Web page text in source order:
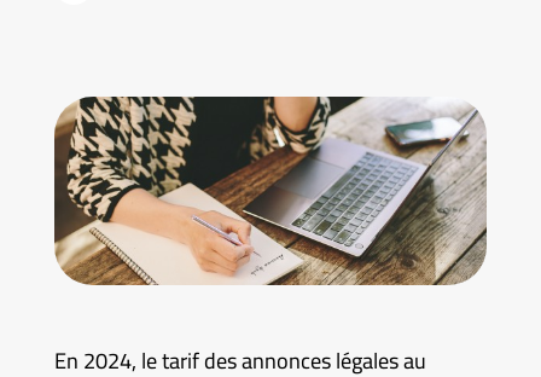
En 2024, le tarif des annonces légales au